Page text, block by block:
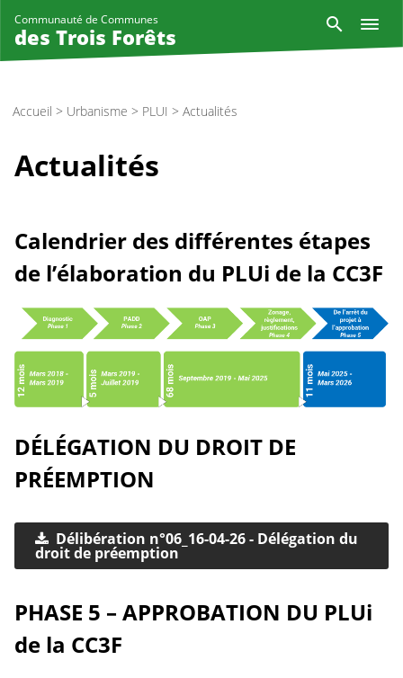
Communauté de Communes
des Trois Forêts
Accueil > Urbanisme > PLUI > Actualités
Actualités
Calendrier des différentes étapes
de l’élaboration du PLUi de la CC3F
DÉLÉGATION DU DROIT DE
PRÉEMPTION
Délibération n°06_16-04-26 - Délégation du
droit de préemption
PHASE 5 – APPROBATION DU PLUi
de la CC3F